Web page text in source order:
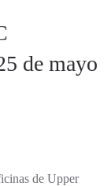
de mayo
de Upper